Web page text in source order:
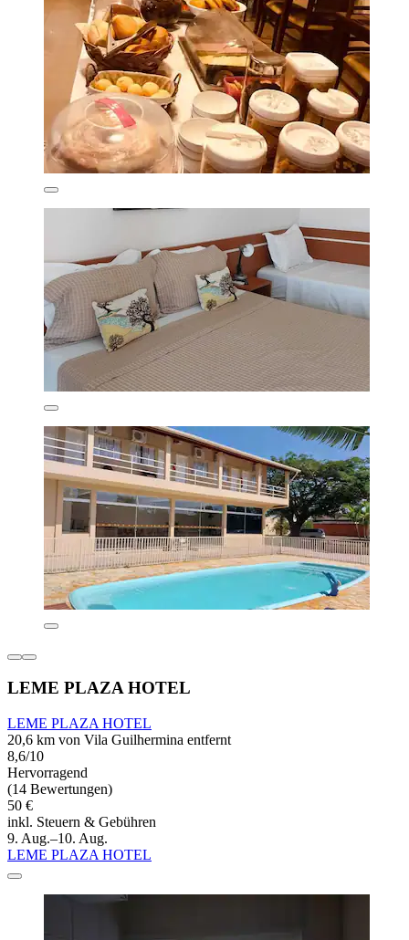
LEME PLAZA HOTEL
LEME PLAZA HOTEL
20,6 km von Vila Guilhermina entfernt
8,6/10
Hervorragend
(14 Bewertungen)
50 €
inkl. Steuern & Gebühren
9. Aug.–10. Aug.
LEME PLAZA HOTEL